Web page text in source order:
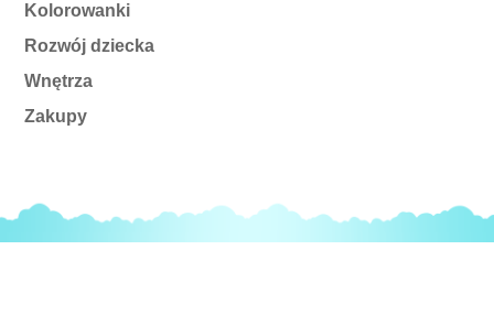
Kolorowanki
Rozwój dziecka
Wnętrza
Zakupy